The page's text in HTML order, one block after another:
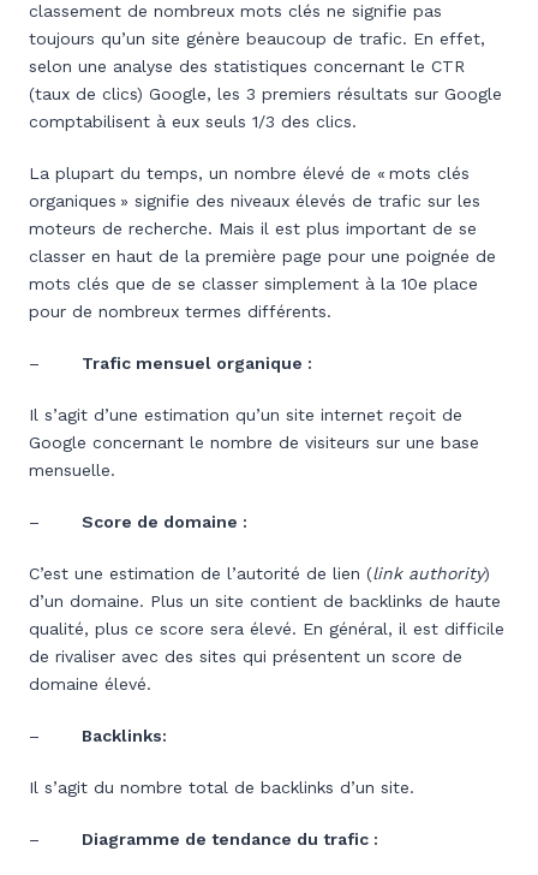
classement de nombreux mots clés ne signifie pas
toujours qu’un site génère beaucoup de trafic. En effet,
selon une analyse des statistiques concernant le CTR
(taux de clics) Google, les 3 premiers résultats sur Google
comptabilisent à eux seuls 1/3 des clics.
La plupart du temps, un nombre élevé de « mots clés
organiques » signifie des niveaux élevés de trafic sur les
moteurs de recherche. Mais il est plus important de se
classer en haut de la première page pour une poignée de
mots clés que de se classer simplement à la 10e place
pour de nombreux termes différents.
– Trafic mensuel organique :
Il s’agit d’une estimation qu’un site internet reçoit de
Google concernant le nombre de visiteurs sur une base
mensuelle.
– Score de domaine :
C’est une estimation de l’autorité de lien (link authority)
d’un domaine. Plus un site contient de backlinks de haute
qualité, plus ce score sera élevé. En général, il est difficile
de rivaliser avec des sites qui présentent un score de
domaine élevé.
– Backlinks:
Il s’agit du nombre total de backlinks d’un site.
– Diagramme de tendance du trafic :